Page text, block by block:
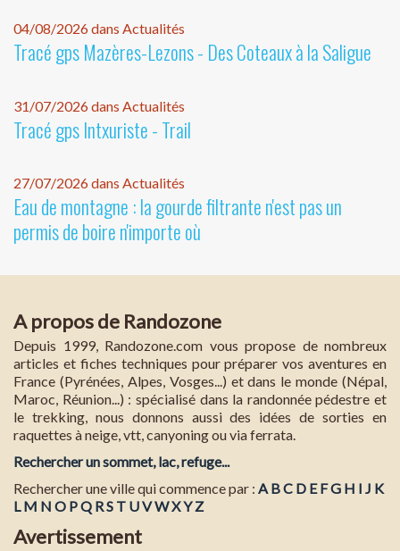
04/08/2026 dans Actualités
Tracé gps Mazères-Lezons - Des Coteaux à la Saligue
31/07/2026 dans Actualités
Tracé gps Intxuriste - Trail
27/07/2026 dans Actualités
Eau de montagne : la gourde filtrante n'est pas un
permis de boire n'importe où
A propos de Randozone
Depuis 1999, Randozone.com vous propose de nombreux
articles et fiches techniques pour préparer vos aventures en
France (Pyrénées, Alpes, Vosges...) et dans le monde (Népal,
Maroc, Réunion...) : spécialisé dans la randonnée pédestre et
le trekking, nous donnons aussi des idées de sorties en
raquettes à neige, vtt, canyoning ou via ferrata.
Rechercher un sommet, lac, refuge...
Rechercher une ville qui commence par : A BC D E FG H I J K
L M N O PQ RS T UVWXY Z
Avertissement